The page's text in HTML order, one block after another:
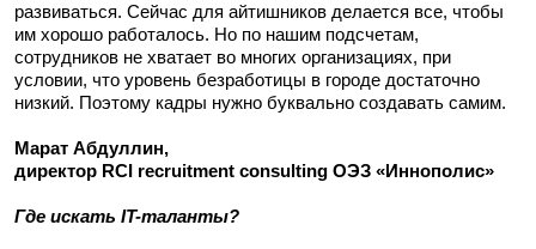
развиваться. Сейчас для айтишников делается все, чтобы
им хорошо работалось. Но по нашим подсчетам,
сотрудников не хватает во многих организациях, при
условии, что уровень безработицы в городе достаточно
низкий. Поэтому кадры нужно буквально создавать самим.
Марат Абдуллин,
директор RCI recruitment consulting ОЭЗ «Иннополис»
Где искать IT-таланты?